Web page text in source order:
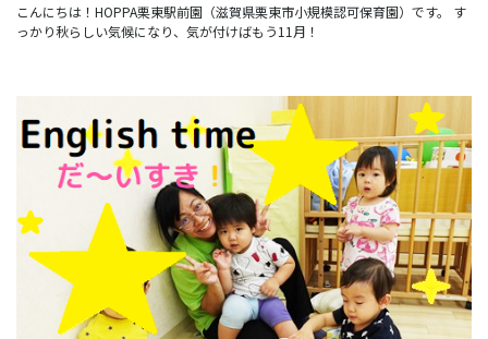
こんにちは！HOPPA栗東駅前園（滋賀県栗東市小規模認可保育園）です。 す
っかり秋らしい気候になり、気が付けばもう11月！